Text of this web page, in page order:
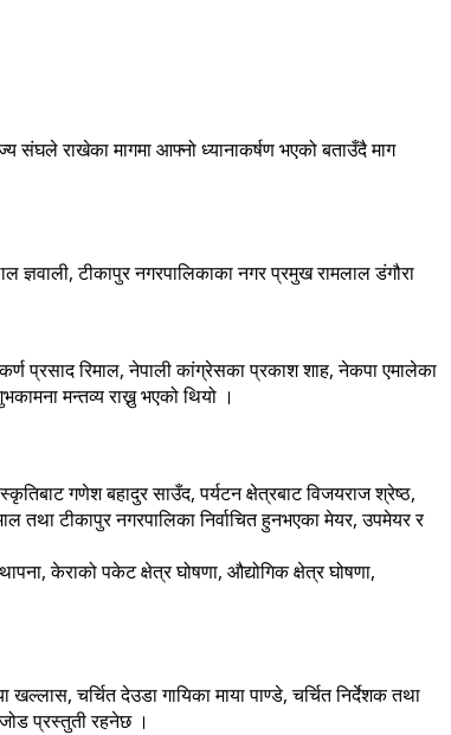
संघले राखेका मागमा आफ्नो ध्यानाकर्षण भएको बताउँदै माग
टीकापुर नगरपालिकाका नगर प्रमुख रामलाल डंगौरा
प्रसाद रिमाल, नेपाली कांग्रेसका प्रकाश शाह, नेकपा एमालेका
मन्तव्य राख्नु भएको थियो ।
गणेश बहादुर साउँद, पर्यटन क्षेत्रबाट विजयराज श्रेष्ठ,
तथा टीकापुर नगरपालिका निर्वाचित हुनभएका मेयर, उपमेयर र
केराको पकेट क्षेत्र घोषणा, औद्योगिक क्षेत्र घोषणा,
चर्चित देउडा गायिका माया पाण्डे, चर्चित निर्देशक तथा
प्रस्तुती रहनेछ ।